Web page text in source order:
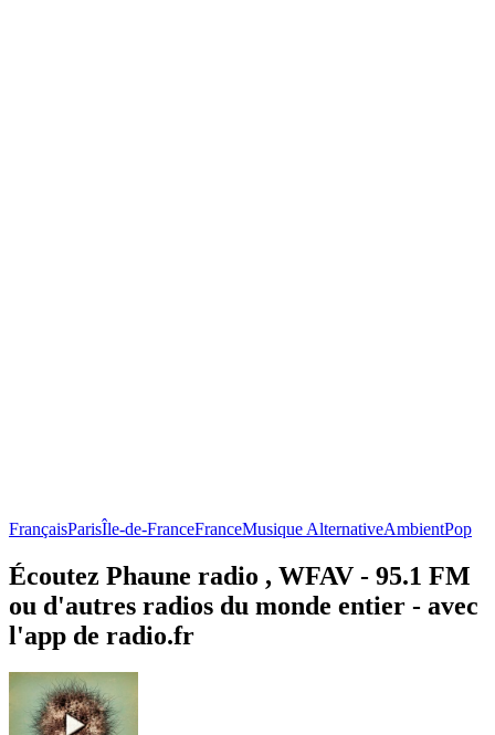
FrançaisParisÎle-de-FranceFranceMusique AlternativeAmbientPop
Écoutez Phaune radio , WFAV - 95.1 FM
ou d'autres radios du monde entier - avec
l'app de radio.fr